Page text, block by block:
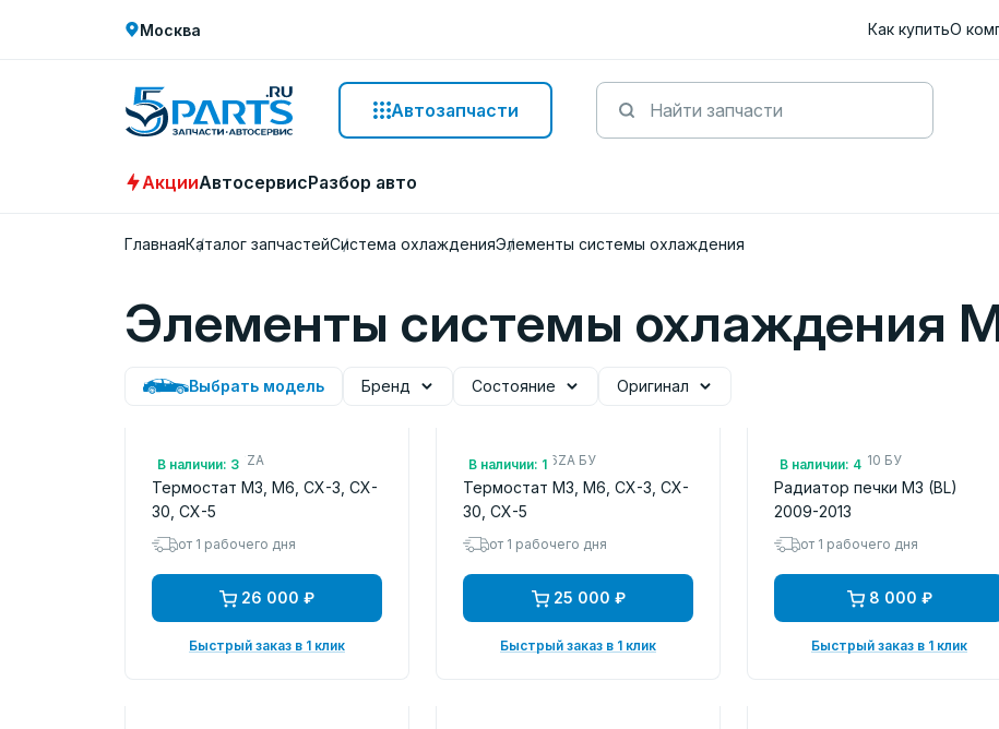
Москва Как купитьО
Автозапчасти
АкцииАвтосервисРазбор авто
ГлавнаяКаталог запчастейСистема охлажденияЭлементы системы охлаждения
Элементы системы охлаждения
Выбрать модель Бренд Состояние Оригинал
В наличии: 3
Арт.: PYFD1516ZA
Термостат M3, M6, CX-3, CX-
30, CX-5
от 1 рабочего дня
26 000 ₽
Быстрый заказ в 1 клик
В наличии: 1
Арт.: PYFD1516ZA БУ
Термостат M3, M6, CX-3, CX-
30, CX-5
от 1 рабочего дня
25 000 ₽
Быстрый заказ в 1 клик
В наличии: 4
Арт.: BBM561A10 БУ
Радиатор печки M3 (BL)
2009-2013
от 1 рабочего дня
8 000 ₽
Быстрый заказ в 1 клик